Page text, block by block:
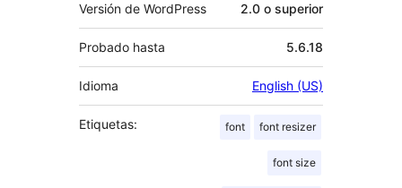
Versión de WordPress 2.0 o superior
Probado hasta 5.6.18
Idioma English (US)
Etiquetas: font font resizer
font size